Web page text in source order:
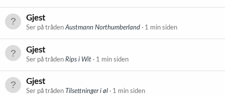
Gjest
Ser på trådenAustmann Northumberland 1 min siden
Gjest
Ser på tråden Rips i Wit 1 min siden
Gjest
Ser på tråden Tilsettninger i øl 1 min siden